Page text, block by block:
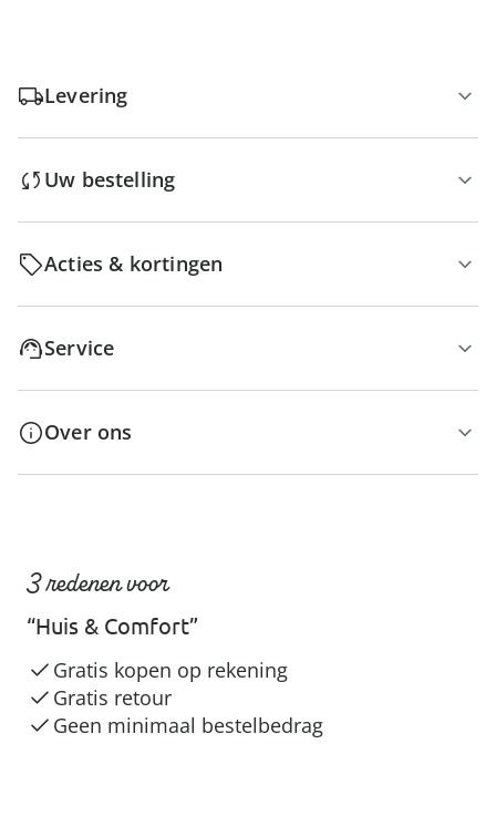
Levering
Uw bestelling
Acties & kortingen
Service
Over ons
3 redenen voor
“Huis & Comfort”
Gratis kopen op rekening
Gratis retour
Geen minimaal bestelbedrag